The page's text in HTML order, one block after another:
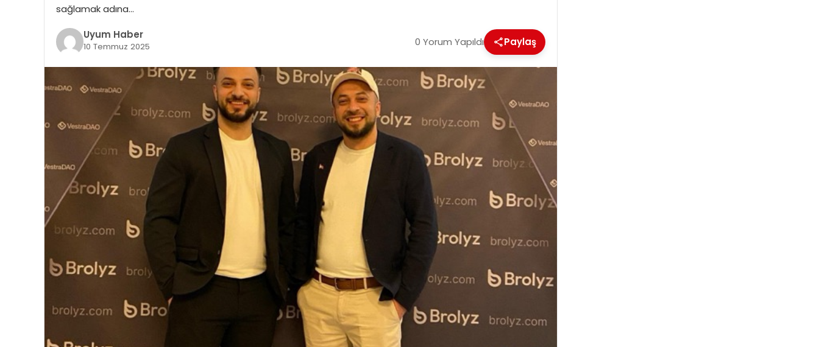
sağlamak adına…
Uyum Haber
10 Temmuz 2025 0 Yorum Yapıldı Paylaş